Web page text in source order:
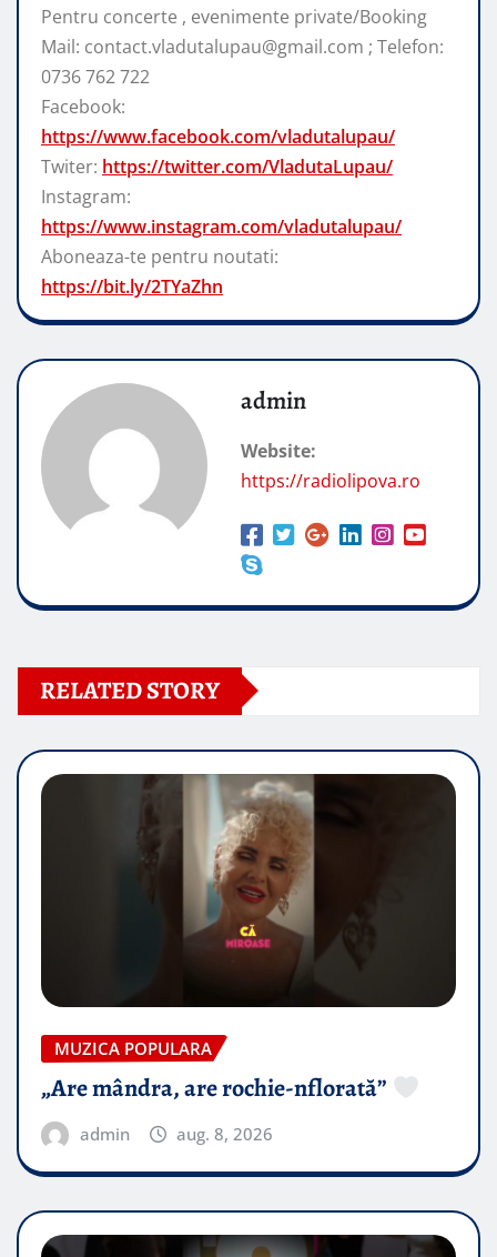
Pentru concerte , evenimente private/Booking
Mail: contact.vladutalupau@gmail.com ; Telefon:
0736 762 722
Facebook:
https://www.facebook.com/vladutalupau/
Twiter: https://twitter.com/VladutaLupau/
Instagram:
https://www.instagram.com/vladutalupau/
Aboneaza-te pentru noutati:
https://bit.ly/2TYaZhn
admin
Website:
https://radiolipova.ro
RELATED STORY
MUZICA POPULARA
„Are mândra, are rochie-nflorată”
admin aug. 8, 2026